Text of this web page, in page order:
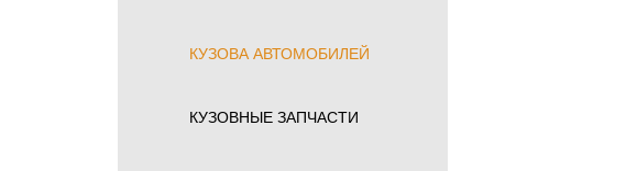
КУЗОВА АВТОМОБИЛЕЙ
КУЗОВНЫЕ ЗАПЧАСТИ